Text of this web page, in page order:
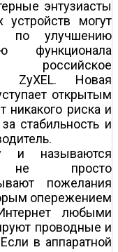
энтузиасты
могут
по улучшению
функционала
ZyXEL. Новая
открытым
никакого риска и
стабильность и
и называются
не просто
пожелания
опережением
любыми
проводные и
в аппаратной